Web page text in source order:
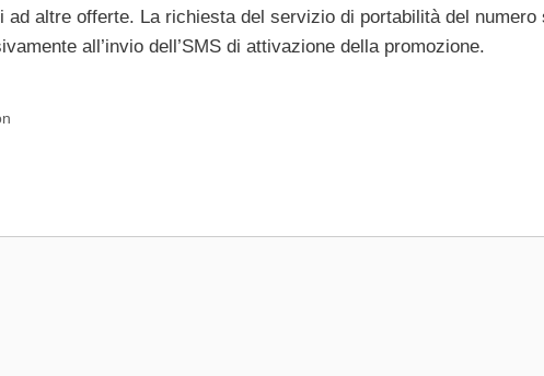
altre offerte. La richiesta del servizio di portabilità del numero
all’invio dell’SMS di attivazione della promozione.